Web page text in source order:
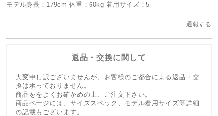
モデル身長：179cm 体重：60kg 着用サイズ：5
通報する
返品・交換に関して
大変申し訳ございませんが、お客様のご都合による返品・交
換は承っておりません。
商品ををよくお確かめの上、ご注文下さい。
商品ページには、サイズスペック、モデル着用サイズ等詳細
の記載もございます。